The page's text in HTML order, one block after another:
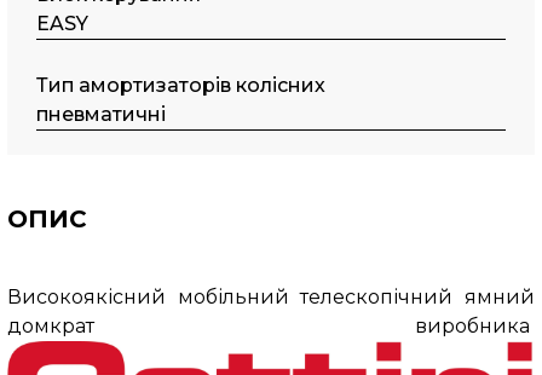
EASY
Тип амортизаторів колісних
пневматичні
ОПИС
Високоякісний мобільний телескопічний ямний
домкрат виробника